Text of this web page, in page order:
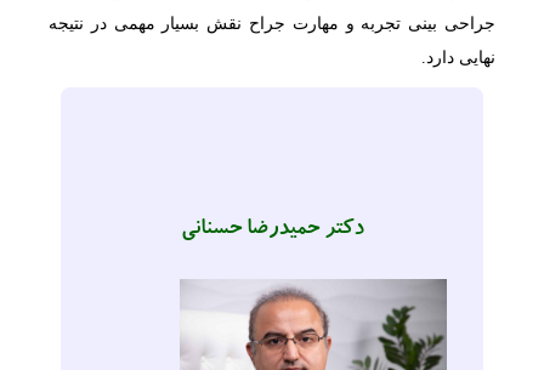
جراحی بینی تجربه و مهارت جراح نقش بسیار مهمی در نتیجه
نهایی دارد.
دکتر حمیدرضا حسنانی